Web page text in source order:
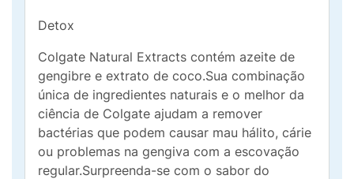
Detox
Colgate Natural Extracts contém azeite de
gengibre e extrato de coco.Sua combinação
única de ingredientes naturais e o melhor da
ciência de Colgate ajudam a remover
bactérias que podem causar mau hálito, cárie
ou problemas na gengiva com a escovação
regular.Surpreenda-se com o sabor do